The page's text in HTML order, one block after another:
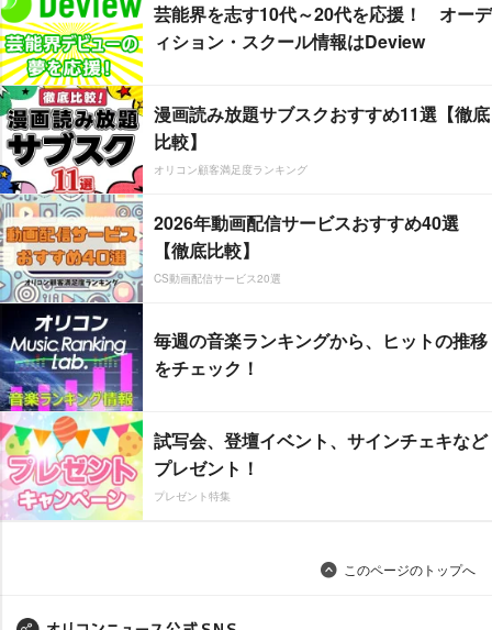
芸能界を志す10代～20代を応援！ オーデ
ィション・スクール情報はDeview
漫画読み放題サブスクおすすめ11選【徹底
比較】
オリコン顧客満足度ランキング
2026年動画配信サービスおすすめ40選
【徹底比較】
CS動画配信サービス20選
毎週の音楽ランキングから、ヒットの推移
をチェック！
試写会、登壇イベント、サインチェキなど
プレゼント！
プレゼント特集
このページのトップへ